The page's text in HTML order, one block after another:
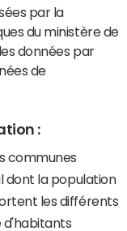
par la
du ministère de
données par
de
:
communes
dont la population
les différents
d'habitants